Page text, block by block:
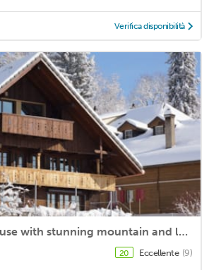
Verifica disponibilità
Spacious penthouse with stunning mountain and lake views: Ackaert - Top of Thun
20 Eccellente (9)